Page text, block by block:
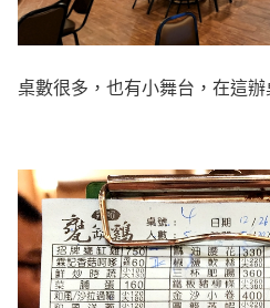
桌數很多，也有小舞台，在這